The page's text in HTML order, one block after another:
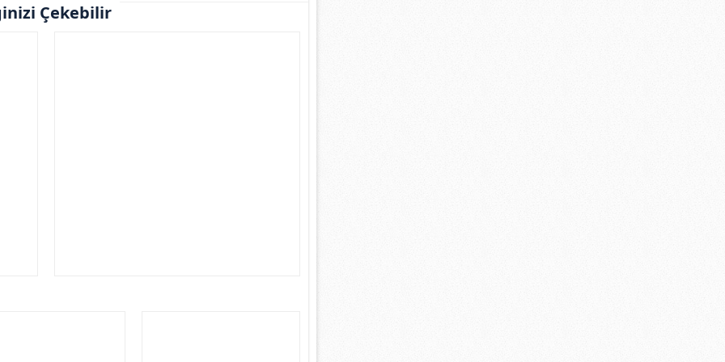
Çekebilir